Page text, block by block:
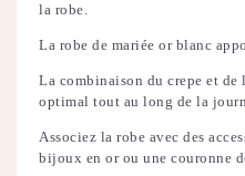
la robe.
La robe de mariée or blanc
La combinaison du crepe et
optimal tout au long de la
Associez la robe avec des
bijoux en or ou une couronne